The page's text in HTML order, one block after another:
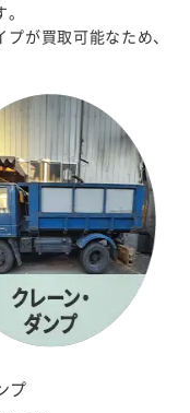
が買取可能なため、
プ